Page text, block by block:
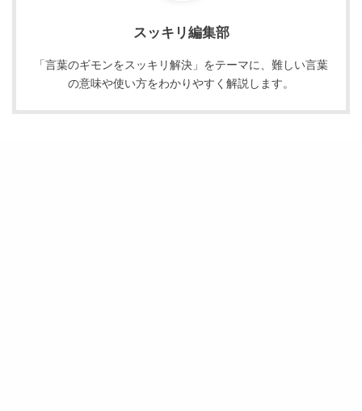
スッキリ編集部
「言葉のギモンをスッキリ解決」をテーマに、難しい言葉
の意味や使い方をわかりやすく解説します。